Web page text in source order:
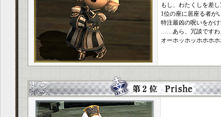
もし、わたくしを差
1位の座に居座る者が
特注最凶の呪いをか
……あら、冗談ですわ
オーホッホッホホホ